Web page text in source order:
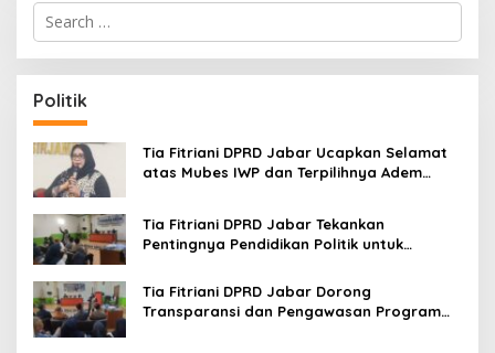
S
r
c
h
f
o
:
Politik
Tia Fitriani DPRD Jabar Ucapkan Selamat
atas Mubes IWP dan Terpilihnya Adem
Tia Fitriani DPRD Jabar Tekankan
Pentingnya Pendidikan Politik untuk
Bandung
Tia Fitriani DPRD Jabar Dorong
Transparansi dan Pengawasan Program